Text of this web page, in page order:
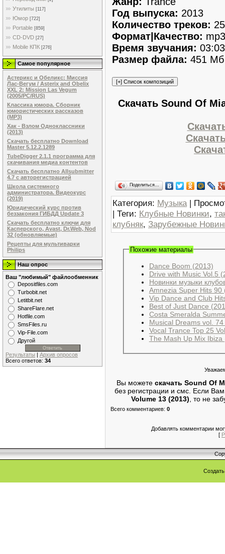
Утилиты [117]
Юмор [722]
Portable [859]
CD-DVD [27]
Mobile КПК [276]
Самое популярное
Астерикс и Обеликс: Миссия
Лас-Вегум / Asterix and Obelix
XXL 2: Mission Las Vegum
(2005/PC/RUS)
Классика юмора. Сборник
юмористических рассказов
(MP3)
Хак - Взлом Одноклассники
(2013)
Скачать бесплатно Download
Master 5.12.2.1289
TubeDigger 2.1.1 программа для
скачивания медиа контентов
Скачать бесплатно Allsubmitter
4.7 с авторегистрацией
Школа системного
администратора. Видеокурс
(2019)
Юридический курс против
беззакония ГИБДД Update 3
Скачать бесплатно ключи для
Касперского, Avast, Dr.Web, Nod
32 (обновляемые)
Рецепты для мультиварки
Philips
Наш опрос
Ваш "любимый" файлообменник
Dеpоsitfilеs.com
Turbobit.net
Letitbit.net
ShareFlare.net
Hotfile.com
SmsFiles.ru
Vip-File.com
Другой
Результаты | Архив опросов
Всего ответов: 34
Год выпуска: 2013
Количество треков: 25
Формат|Качество:
Время звучания:
Размер файла: 451 Мб
Скачать Sound Of
Поделиться…
Категория: Музыка |
| Теги: Клубные Новинки,
клубняк, Зарубежные
Похожие материалы
Dance Boom (2013)
Drive with Music Vol.5
Новинки музыки
Amnezia Super Hits 90
Vip Dance and Club
Best of Just Dance
Costa Smeralda
Musical Dreams vol.
Vocal Trance Top 25
The Mash Up Mix
Вы можете скачать Sound Of
без регистрации и смс. Если
Volume 13 (2013), то не
Всего комментариев: 0
Добавлять комментарии
[